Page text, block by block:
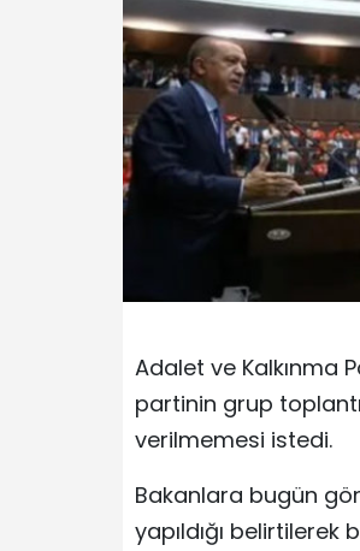
Adalet ve Kalkınma
partinin grup
verilmemesi istedi.
Bakanlara bugün
yapıldığı